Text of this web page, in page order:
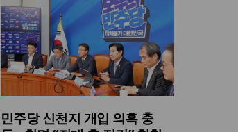
민주당 신천지 개입 의혹 충